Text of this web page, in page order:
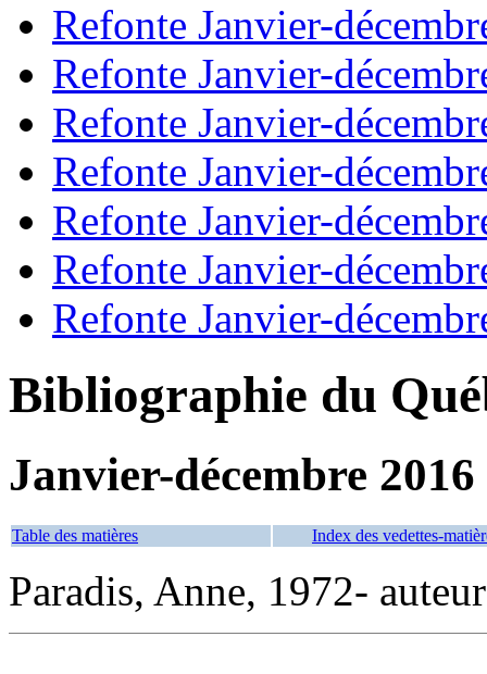
Refonte Janvier-
Refonte Janvier-
Refonte Janvier-
Refonte Janvier-
Refonte Janvier-
Refonte Janvier-
Refonte Janvier-
Bibliographie du
Janvier-décembre 2016
Table des matières Index des vedettes-
Paradis, Anne, 1972- auteur